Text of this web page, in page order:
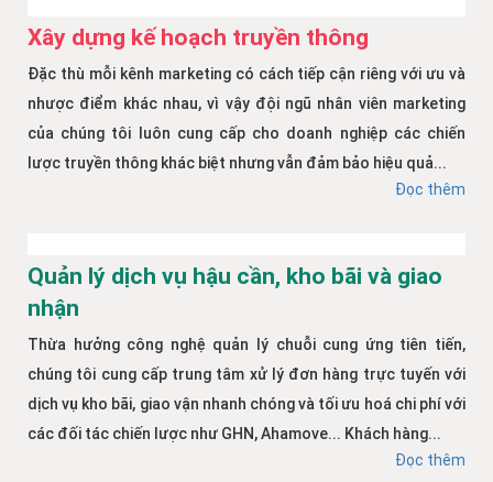
Xây dựng kế hoạch truyền thông
Đặc thù mỗi kênh marketing có cách tiếp cận riêng với ưu và
nhược điểm khác nhau, vì vậy đội ngũ nhân viên marketing
của chúng tôi luôn cung cấp cho doanh nghiệp các chiến
lược truyền thông khác biệt nhưng vẫn đảm bảo hiệu quả...
Đọc thêm
Quản lý dịch vụ hậu cần, kho bãi và giao
nhận
Thừa hưởng công nghệ quản lý chuỗi cung ứng tiên tiến,
chúng tôi cung cấp trung tâm xử lý đơn hàng trực tuyến với
dịch vụ kho bãi, giao vận nhanh chóng và tối ưu hoá chi phí với
các đối tác chiến lược như GHN, Ahamove... Khách hàng...
Đọc thêm